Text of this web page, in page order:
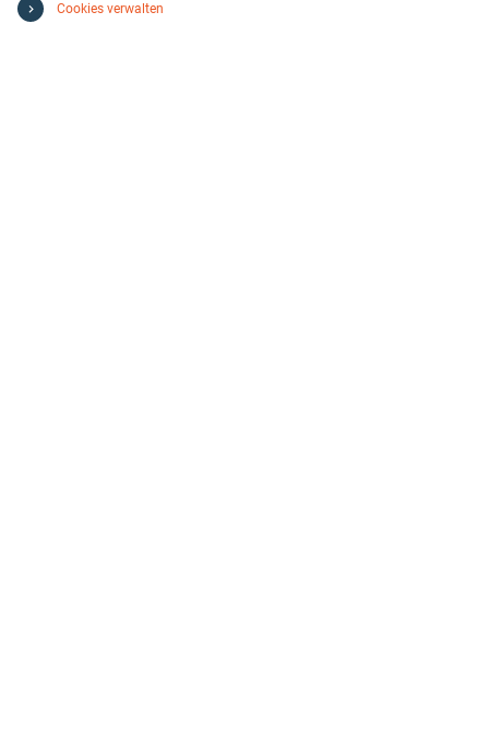
Cookies verwalten